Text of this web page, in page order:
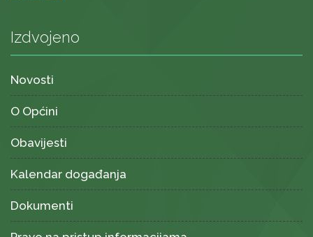
Izdvojeno
Novosti
O Općini
Obavijesti
Kalendar događanja
Dokumenti